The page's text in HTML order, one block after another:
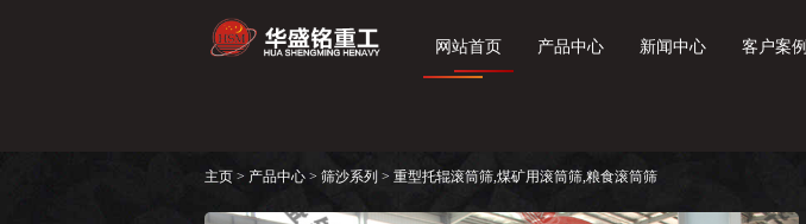
网站首页 产品中心 新闻中心 客户案例
主页 > 产品中心 > 筛沙系列 > 重型托辊滚筒筛,煤矿用滚筒筛,粮食滚筒筛